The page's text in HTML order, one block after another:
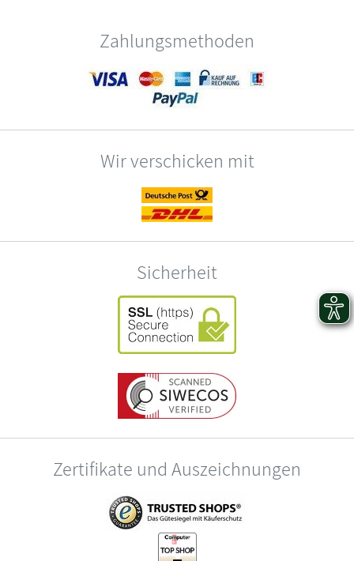
Zahlungsmethoden
Wir verschicken mit
Sicherheit
Zertifikate und Auszeichnungen